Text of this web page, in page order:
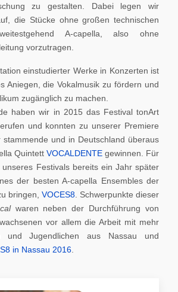
zu gestalten. Dabei legen wir
die Stücke ohne großen technischen
A-capella, also ohne
vorzutragen.
einstudierter Werke in Konzerten ist
Aniegen, die Vokalmusik zu fördern und
zugänglich zu machen.
haben wir in 2015 das Festival tonArt
und konnten zu unserer Premiere
stammende und in Deutschland überaus
Quintett VOCALDENTE gewinnen. Für
unseres Festivals bereits ein Jahr später
der besten A-capella Ensembles der
bringen, VOCES8. Schwerpunkte dieser
waren neben der Durchführung von
vor allem die Arbeit mit mehr
und Jugendlichen aus Nassau und
in Nassau 2016